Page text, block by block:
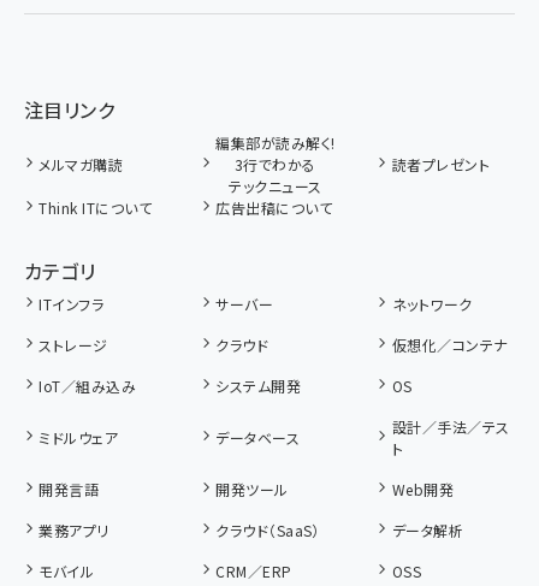
注目リンク
メルマガ購読
編集部が読み解く!
3行でわかる
テックニュース
読者プレゼント
Think ITについて 広告出稿について
カテゴリ
ITインフラ サーバー
ネットワーク
ストレージ
クラウド
仮想化／コンテナ
IoT／組み込み
システム開発 OS
ミドルウェア データベース
設計／手法／テス
ト
開発言語
開発ツール
Web開発
業務アプリ
クラウド（SaaS）
データ解析
モバイル
CRM／ERP
OSS